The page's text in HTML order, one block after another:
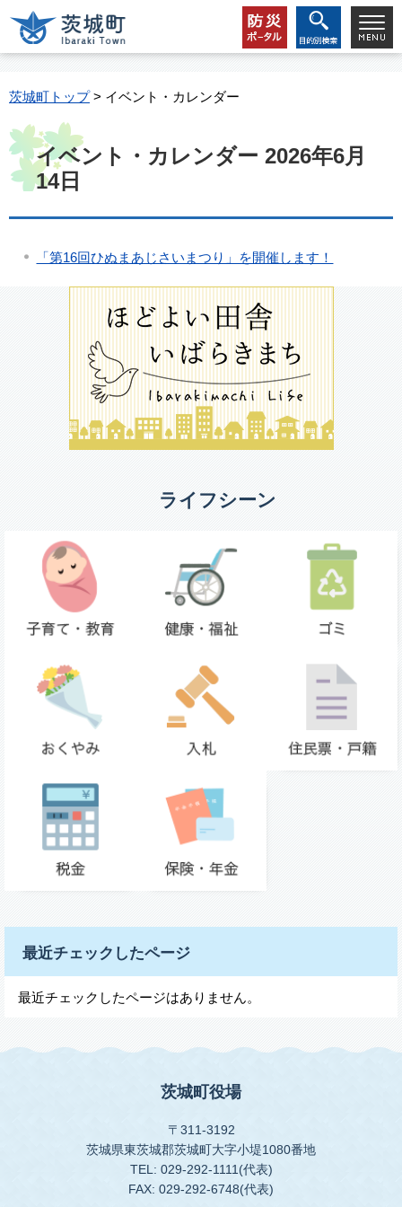
茨城町トップ> イベント・カレンダー
イベント・カレンダー 2026年6月
14日
「第16回ひぬまあじさいまつり」を開催します！
ライフシーン
最近チェックしたページ
最近チェックしたページはありません。
茨城町役場
〒311-3192
茨城県東茨城郡茨城町大字小堤1080番地
TEL: 029-292-1111(代表)
FAX: 029-292-6748(代表)